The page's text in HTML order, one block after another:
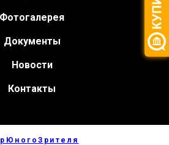
Фотогалерея
Документы
Новости
Контакты